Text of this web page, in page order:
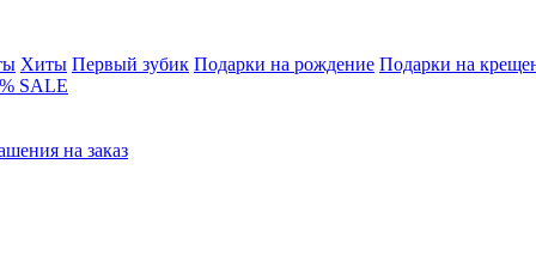
Хиты Первый зубик Подарки на рождение Подарки на
% SALE
на заказ